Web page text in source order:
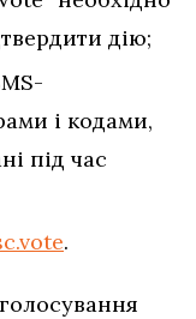
дію;
і кодами,
під час
.